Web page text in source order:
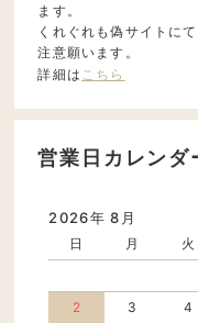
ます。
くれぐれも偽サイトに
注意願います。
詳細は こちら
営業日カレンダ
2026年 8月
日 月 火
2
3 4